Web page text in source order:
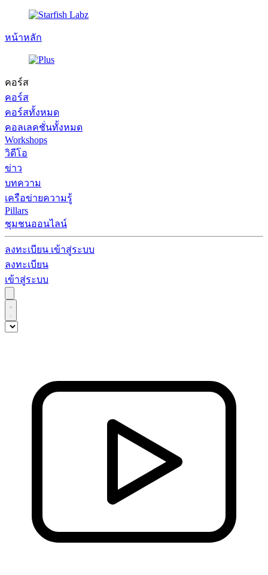
หน้าหลัก
คอร์ส
คอร์ส
คอร์สทั้งหมด
คอลเลคชั่นทั้งหมด
Workshops
วิดีโอ
ข่าว
บทความ
เครือข่ายความรู้
Pillars
ชุมชนออนไลน์
ลงทะเบียน เข้าสู่ระบบ
ลงทะเบียน
เข้าสู่ระบบ